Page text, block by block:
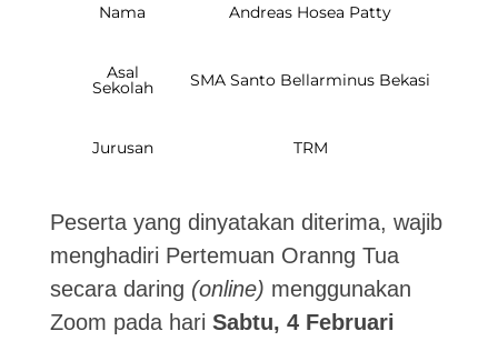
Nama Andreas Hosea Patty
Asal
Sekolah SMA Santo Bellarminus Bekasi
Jurusan TRM
Peserta yang dinyatakan diterima, wajib
menghadiri Pertemuan Oranng Tua
secara daring (online) menggunakan
Zoom pada hari Sabtu, 4 Februari